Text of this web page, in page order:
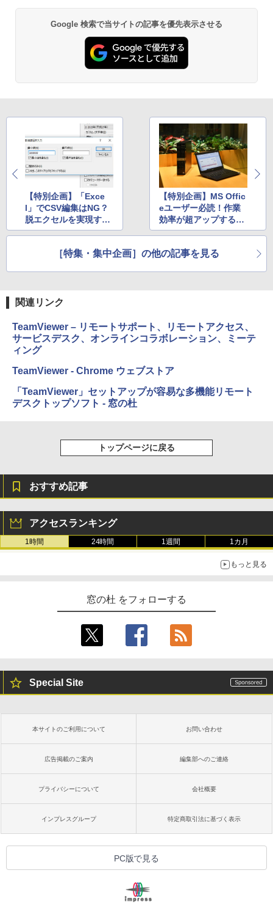
ClaudeCode いちばんやさしい 教科書:
非エンジニア 初心者 素人 でも安心 使い
方 マニュアル AI副業にもコンテンツ作成
にもKindle出版にも！ 非エンジニアのた
めのAIコーディング入門シリーズ
FM TOWNS ハイパー・カタログ: 本体ハ
ードウェア・市販ソフトウェアのパーフ
ェクトリストと最新エミュレータ紹介
1冊ですべて身につくHTML & CSSとWe
bデザイン入門講座［第2版］
￥2,326
￥19,980
Kindle Paperwhite シグニチャーエディ
ション (32GB) 7インチディスプレイ、明
るさ自動調整、色調調節ライト、12週間
￥32,980
Amazon Kindle Colorsoft | 16GBストレ
ージ、防水、7インチカラーディスプレ
イ、色調調節ライト、最大8週間持続バッ
テリー、広告無し、ブラック (2025年発
売)
￥39,980
New Amazon Kindle Scribe Colorsoft |
11インチカラーディスプレイ、64GBスト
￥115,980
Google 検索で当サイトの記事を優先表示させる
【特別企画】「Exce
l」でCSV編集はNG？
脱エクセルを実現する
「EmEditor」の実力
【特別企画】MS Offic
eユーザー必読！作業
効率が超アップするPC
選び
［特集・集中企画］の他の記事を見る
関連リンク
TeamViewer – リモートサポート、リモートアクセス、
サービスデスク、オンラインコラボレーション、ミーテ
ィング
TeamViewer - Chrome ウェブストア
「TeamViewer」セットアップが容易な多機能リモート
デスクトップソフト - 窓の杜
トップページに戻る
おすすめ記事
アクセスランキング
1時間 24時間 1週間 1カ月
もっと見る
窓の杜 をフォローする
Special Site
本サイトのご利用について お問い合わせ
広告掲載のご案内 編集部へのご連絡
プライバシーについて 会社概要
インプレスグループ 特定商取引法に基づく表示
PC版で見る